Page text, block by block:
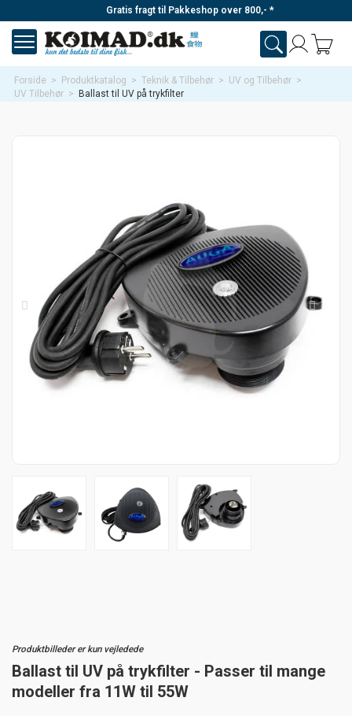
Gratis fragt til Pakkeshop over 800,- *
Forside > Produktkatalog > Teknik & Tilbehør > UV og Tilbehør >
UV Tilbehør > Ballast til UV på trykfilter
Produktbilleder er kun vejledede
Ballast til UV på trykfilter - Passer til mange
modeller fra 11W til 55W